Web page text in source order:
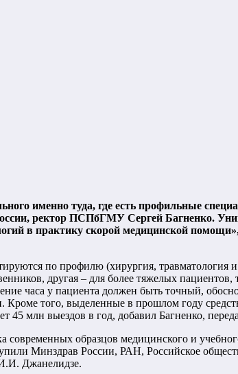
именно туда, где есть профильные
ректор ПСПбГМУ Сергей Багненко.
в практику скорой медицинской
по профилю (хирургия, травматология
другая – для более тяжелых пациентов,
часа у пациента должен быть точный,
Кроме того, выделенные в прошлом году
млн выездов в год, добавил Багненко,
современных образцов медицинского и
Минздрав России, РАН, Российское
Джанелидзе.